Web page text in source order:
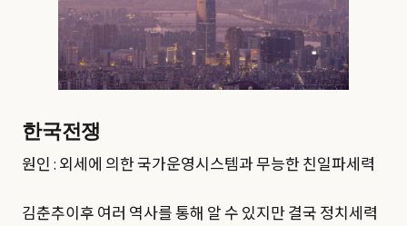
한국전쟁
원인 : 외세에 의한 국가운영시스템과 무능한 친일파세력
김춘추이후 여러 역사를 통해 알 수 있지만 결국 정치세력